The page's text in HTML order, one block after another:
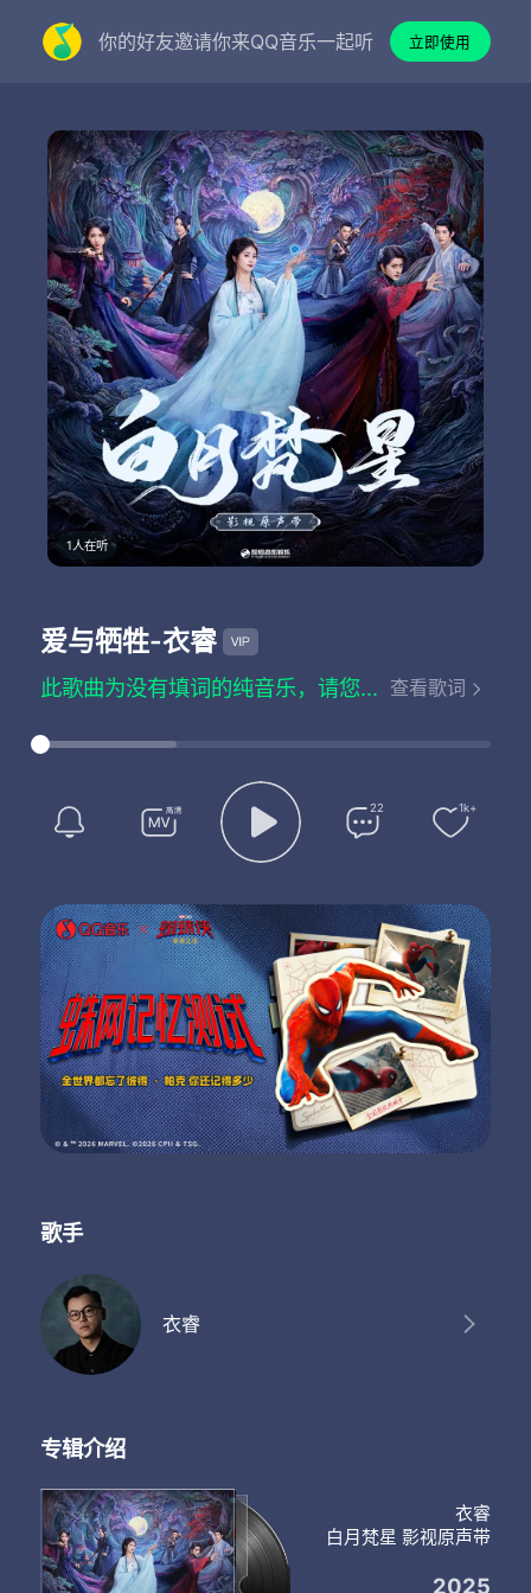
你的好友邀请你来QQ音乐一起听 立即使用
1人在听
爱与牺牲-衣睿
此歌曲为没有填词的纯音乐，请您欣赏 查看歌词
22 1k+
歌手
衣睿
专辑介绍
衣睿
白月梵星 影视原声带
2025